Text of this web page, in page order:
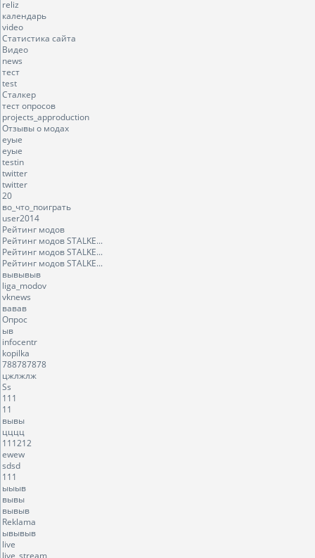
reliz
календарь
video
Статистика сайта
Видео
news
тест
test
Сталкер
тест опросов
projects_approduction
Отзывы о модах
еуые
еуые
testin
twitter
twitter
20
во_что_поиграть
user2014
Рейтинг модов
Рейтинг модов STALKE...
Рейтинг модов STALKE...
Рейтинг модов STALKE...
вывывыв
liga_modov
vknews
вавав
Опрос
ыв
infocentr
kopilka
788787878
цжлжлж
Ss
111
11
вывы
цццц
111212
ewew
sdsd
111
ыыыв
вывы
вывыв
Reklama
ывывыв
live
live_stream